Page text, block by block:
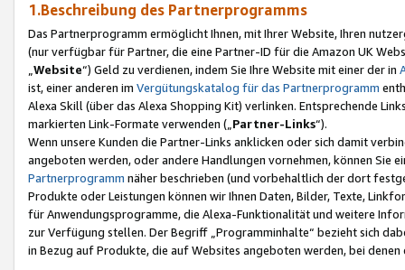
1.Beschreibung des Partnerprogramms
Das Partnerprogramm ermöglicht Ihnen, mit Ihrer Website, Ihren
(nur verfügbar für Partner, die eine Partner-ID für die Amazon UK
Website“) Geld zu verdienen, indem Sie Ihre Website mit einer der in
ist, einer anderen im Vergütungskatalog für das Partnerprogramm
Alexa Skill (über das Alexa Shopping Kit) verlinken. Entsprechende
markierten Link-Formate verwenden („ Partner-Links“).
Wenn unsere Kunden die Partner-Links anklicken oder sich damit
angeboten werden, oder andere Handlungen vornehmen, können Sie
Partnerprogramm näher beschrieben (und vorbehaltlich der dort
Produkte oder Leistungen können wir Ihnen Daten, Bilder, Texte,
für Anwendungsprogramme, die Alexa-Funktionalität und weitere
zur Verfügung stellen. Der Begriff „Programminhalte“ bezieht sich
in Bezug auf Produkte, die auf Websites angeboten werden, bei